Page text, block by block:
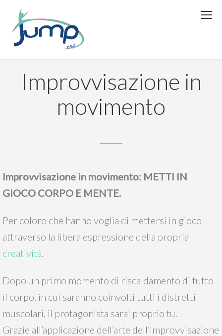
Improvvisazione in
movimento
Improvvisazione in movimento: METTI IN
GIOCO CORPO E MENTE.
Per coloro che hanno voglia di mettersi in gioco
attraverso la libera espressione della propria
creatività.
Dopo un primo momento di riscaldamento di tutto
il corpo, in cui saranno coinvolti tutti i distretti
muscolari, il protagonista sarai proprio tu.
Grazie all’applicazione dell’arte dell’improvvisazione